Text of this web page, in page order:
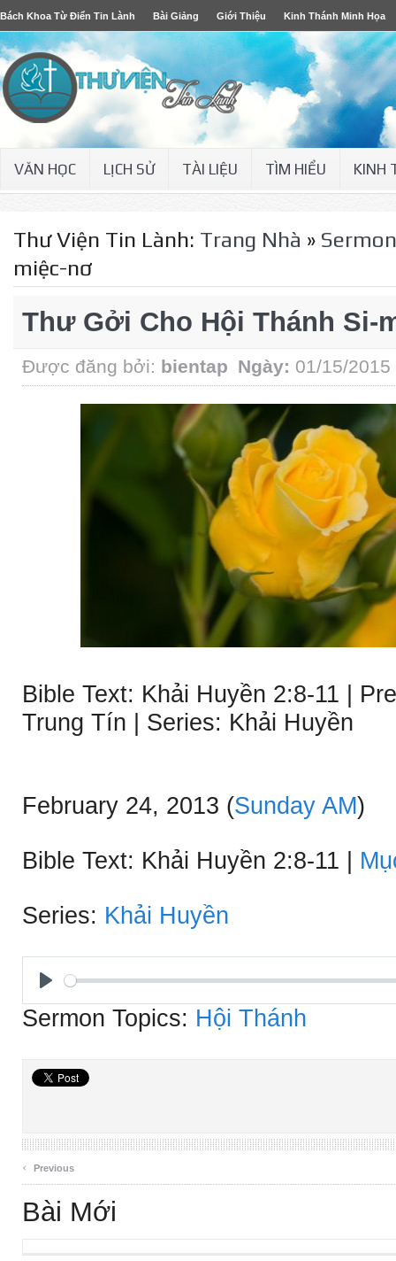
Bách Khoa Từ Điển Tin Lành Bài Giảng Giới Thiệu Kinh Thánh Minh Họa
VĂN HỌC LỊCH SỬ TÀI LIỆU TÌM HIỂU KINH
Thư Viện Tin Lành: Trang Nhà » Sermon
miệc-nơ
Thư Gởi Cho Hội Thánh Si-
Được đăng bởi: bientap Ngày: 01/15/2015
Bible Text: Khải Huyền 2:8-11 |
Trung Tín | Series: Khải Huyền
February 24, 2013 (Sunday AM)
Bible Text: Khải Huyền 2:8-11
Series: Khải Huyền
Sermon Topics: Hội Thánh
‹ Previous
Bài Mới